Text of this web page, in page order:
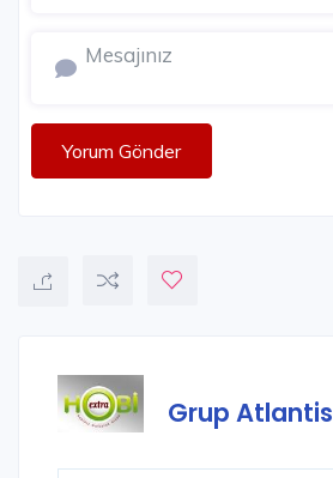
Yorum Gönder
Grup Atlantis